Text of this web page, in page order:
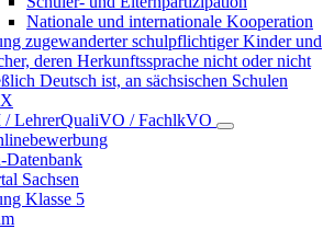
Nationale und internationale Kooperation
zugewanderter schulpflichtiger Kinder und
deren Herkunftssprache nicht oder nicht
Deutsch ist, an sächsischen Schulen
LehrerQualiVO / FachlkVO
Datenbank
Sachsen
Klasse 5